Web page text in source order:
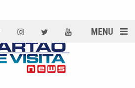
MENU